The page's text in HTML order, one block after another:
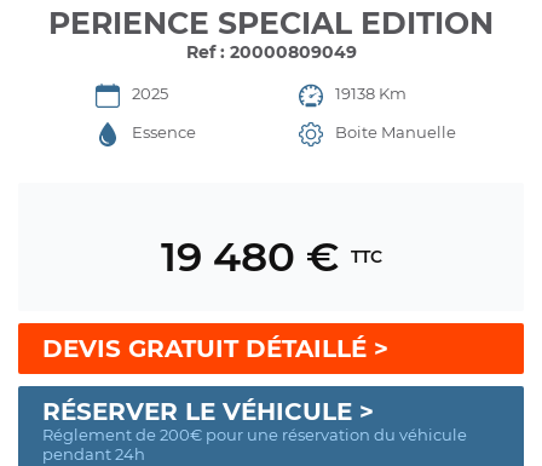
PERIENCE SPECIAL EDITION
Ref : 20000809049
2025
19138 Km
Essence
Boite Manuelle
19 480 € TTC
DEVIS GRATUIT DÉTAILLÉ >
RÉSERVER LE VÉHICULE >
Réglement de 200€ pour une réservation du véhicule
pendant 24h